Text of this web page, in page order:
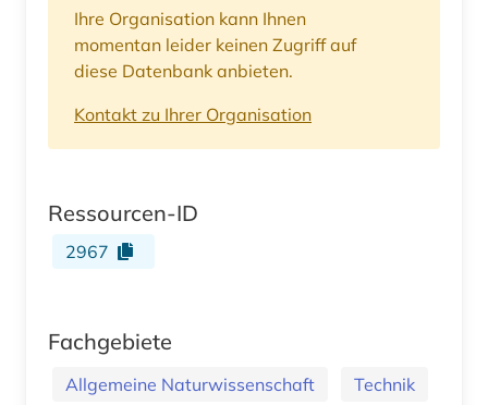
Ihre Organisation kann Ihnen
momentan leider keinen Zugriff auf
diese Datenbank anbieten.
Kontakt zu Ihrer Organisation
Ressourcen-ID
2967
Fachgebiete
Allgemeine Naturwissenschaft Technik